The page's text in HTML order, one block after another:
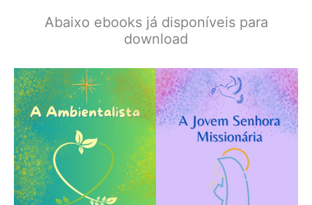
Abaixo ebooks já disponíveis para
download